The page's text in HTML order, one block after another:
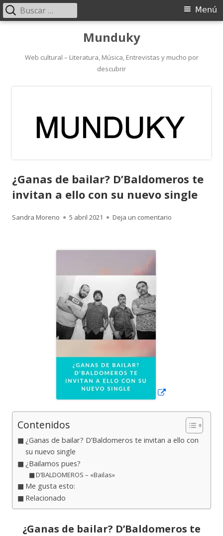
contenido
Munduky
Web cultural – Literatura, Música, Entrevistas y mucho por
descubrir
Menú
Menú
Buscar:
¿Ganas de bailar? D’Baldomeros te
invitan a ello con su nuevo single
Autor
Sandra Moreno
Publicado
5 abril 2021 Deja un comentario
Contenidos
¿Ganas de bailar? D’Baldomeros te invitan a ello con
su nuevo single
¿Bailamos pues?
D’BALDOMEROS – «Bailas»
Me gusta esto:
Relacionado
¿Ganas de bailar? D’Baldomeros te